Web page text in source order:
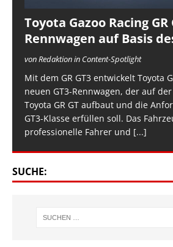
Toyota Gazoo Racing GR
Rennwagen auf Basis
von Redaktion in Content-Spotlight
Mit dem GR GT3 entwickelt Toyota
neuen GT3-Rennwagen, der auf
Toyota GR GT aufbaut und die
GT3-Klasse erfüllen soll. Das
professionelle Fahrer und [...]
SUCHE: